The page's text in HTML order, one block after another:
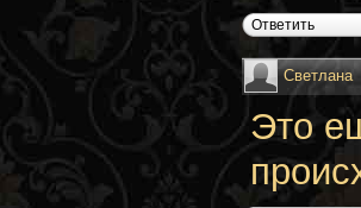
Ответить
Светлана
Это